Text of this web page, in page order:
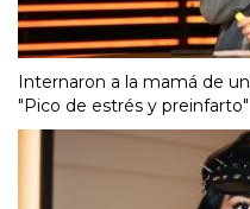
Internaron a la mamá de
"Pico de estrés y preinfarto"